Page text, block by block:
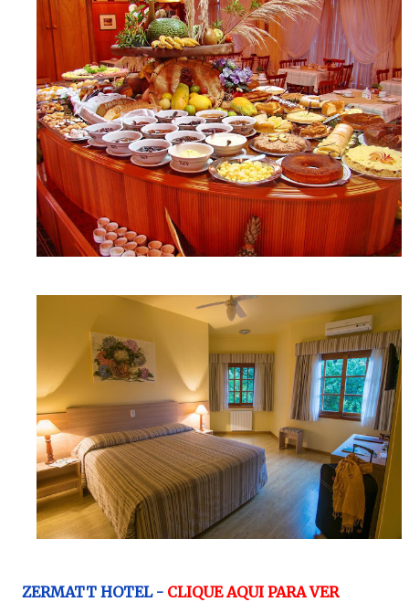
ZERMATT HOTEL - CLIQUE AQUI PARA VER